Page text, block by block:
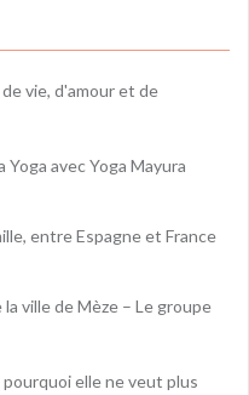
vie, d'amour et de
Yoga avec Yoga Mayura
entre Espagne et France
ville de Mèze – Le groupe
elle ne veut plus